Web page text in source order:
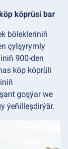
köprüsi bar
bölekleriniň
çylşyrymly
900-den
köp köprüli
goşýar we
ýeňilleşdirýär.